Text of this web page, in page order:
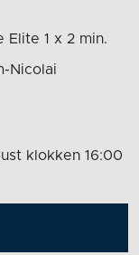
Elite 1 x 2 min.
Nicolai
klokken 16:00